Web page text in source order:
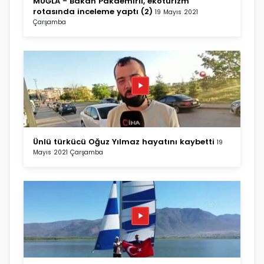
rotasında inceleme yaptı (2) 19 Mayıs 2021
Çarşamba
Ünlü türkücü Oğuz Yılmaz hayatını kaybetti 19
Mayıs 2021 Çarşamba